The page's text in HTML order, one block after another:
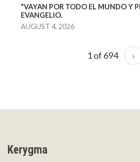
"VAYAN POR TODO EL MUNDO Y
EVANGELIO.
AUGUST 4, 2026
1 of 694 ›
Kerygma